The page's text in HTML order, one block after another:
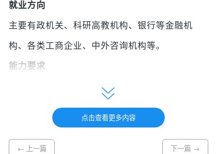
就业方向
主要有政机关、科研高教机构、银行等金融机
构、各类工商企业、中外咨询机构等。
能力要求
（1）具有较强的写作和语言表达能力。
（2）具有自主学习、独立思考，不断接受新知
识、新理论、新技术的能力。
（3）具有将专业理论与知识融会贯通，综合运用
点击查看更多内容
← 上一篇 下一篇 →